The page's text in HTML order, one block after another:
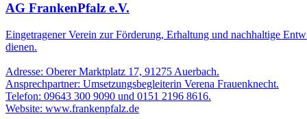
AG FrankenPfalz e.V.
Eingetragener Verein zur Förderung, Erhaltung und nachhaltige
dienen.
Adresse: Oberer Marktplatz 17, 91275 Auerbach.
Ansprechpartner: Umsetzungsbegleiterin Verena Frauenknecht.
Telefon: 09643 300 9090 und 0151 2196 8616.
Website: www.frankenpfalz.de